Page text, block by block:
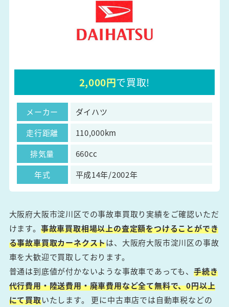
2,000円で買取!
メーカー
ダイハツ
走行距離
110,000km
排気量
660cc
年式
平成14年/2002年
大阪府大阪市淀川区での事故車買取り実績をご確認いただ
けます。 事故車買取相場以上の査定額をつけることができ
る事故車買取カーネクストは、大阪府大阪市淀川区の事故
車を大歓迎で買取しております。
普通は到底値が付かないような事故車であっても、手続き
代行費用・陸送費用・廃車費用など全て無料で、0円以上
にて買取いたします。 更に中古車店では自動車税などの